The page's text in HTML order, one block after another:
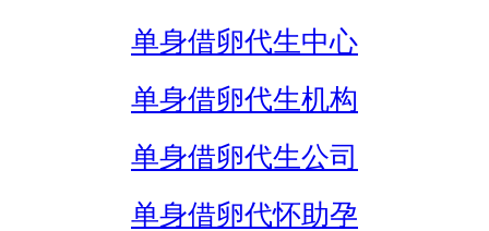
单身借卵代生中心
单身借卵代生机构
单身借卵代生公司
单身借卵代怀助孕